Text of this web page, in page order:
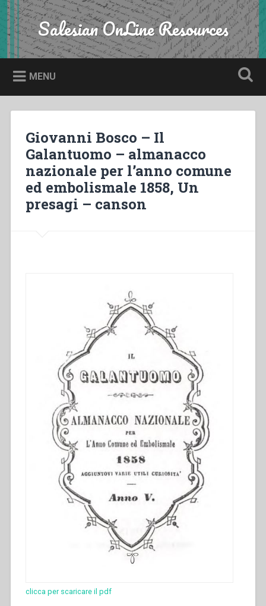
Skip
to
content
Search Salesian OnLine Resources
MENU
Giovanni Bosco – Il
Galantuomo – almanacco
nazionale per l’anno comune
ed embolismale 1858, Un
presagi – canson
clicca per scaricare il pdf